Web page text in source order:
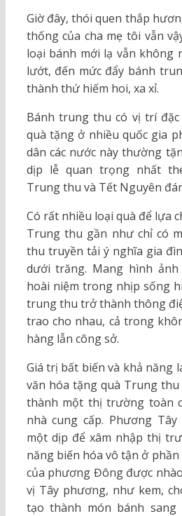
Giờ đây, thói quen thắp
thống của cha mẹ tôi vẫn
loại bánh mới lạ vẫn không
lướt, đến mức đẩy bánh
thành thứ hiếm hoi, xa xỉ.
Bánh trung thu có vị trí
quà tặng ở nhiều quốc gia
dân các nước này thường
dịp lễ quan trọng nhất
Trung thu và Tết Nguyên
Có rất nhiều loại quà để lựa
Trung thu gần như chỉ có
thu truyền tải ý nghĩa gia
dưới trăng. Mang hình
hoài niệm trong nhịp sống
trung thu trở thành thông
trao cho nhau, cả trong
hàng lẫn công sở.
Giá trị bất biến và khả năng
văn hóa tặng quà Trung
thành một thị trường toàn
nhà cung cấp. Phương
một dịp để xâm nhập thị
năng biến hóa vô tận ở
của phương Đông được
vị Tây phương, như kem,
tạo thành món bánh